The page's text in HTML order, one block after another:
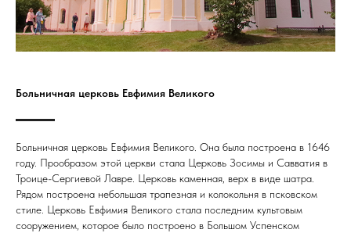
Больничная церковь Евфимия Великого
Больничная церковь Евфимия Великого. Она была построена в 1646
году. Прообразом этой церкви стала Церковь Зосимы и Савватия в
Троице-Сергиевой Лавре. Церковь каменная, верх в виде шатра.
Рядом построена небольшая трапезная и колокольня в псковском
стиле. Церковь Евфимия Великого стала последним культовым
сооружением, которое было построено в Большом Успенском